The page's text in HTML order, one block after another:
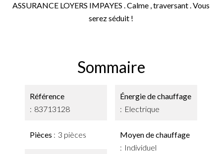
ASSURANCE LOYERS IMPAYES . Calme , traversant . Vous
serez séduit !
Sommaire
Référence
83713128
Pièces 3 pièces
Énergie de chauffage
Electrique
Moyen de chauffage
Individuel